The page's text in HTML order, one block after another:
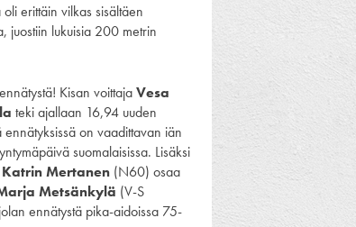
erittäin vilkas sisältäen
juostiin lukuisia 200 metrin
Kisan voittajaVesa
teki ajallaan 16,94 uuden
on vaadittavan iän
suomalaisissa. Lisäksi
Katrin Mertanen (N60) osaa
Metsänkylä (V-S
ennätystä pika-aidoissa 75-